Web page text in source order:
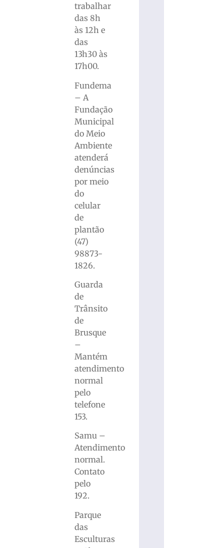
trabalhar
das 8h
às 12h e
das
13h30 às
17h00.
Fundema
– A
Fundação
Municipal
do Meio
Ambiente
atenderá
denúncias
por meio
do
celular
de
plantão
(47)
98873-
1826.
Guarda
de
Trânsito
de
Brusque
–
Mantém
atendimento
normal
pelo
telefone
153.
Samu –
Atendimento
normal.
Contato
pelo
192.
Parque
das
Esculturas